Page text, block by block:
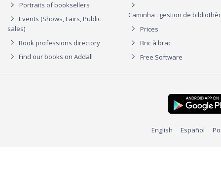
Portraits of booksellers
Events (Shows, Fairs, Public
sales)
Book professions directory
Find our books on Addall
Caminha : gestion de
Prices
Bric à brac
Free Software
English Español